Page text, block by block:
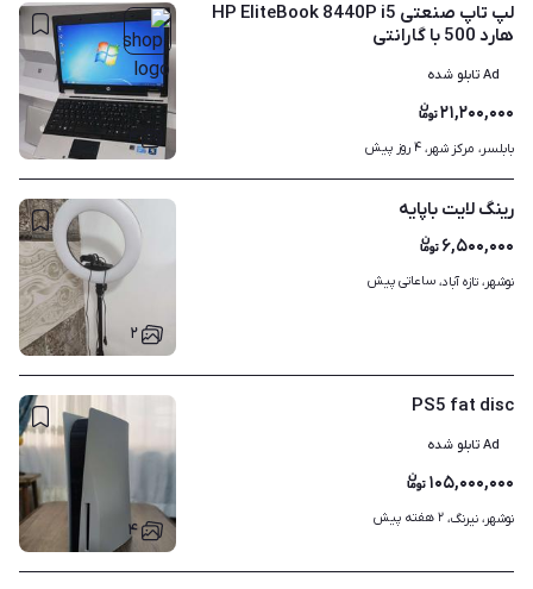
۴
لپ تاپ صنعتی HP EliteBook 8440P i5
هارد 500 با گارانتی
Ad تابلو شده
۲۱,۲۰۰,۰۰۰
بابلسر، مرکز شهر، ۴ روز پیش
۲
رینگ لایت باپایه
۶,۵۰۰,۰۰۰
نوشهر، تازه آباد، ساعاتی پیش
۴
PS5 fat disc
Ad تابلو شده
۱۰۵,۰۰۰,۰۰۰
نوشهر، نیرنگ، ۲ هفته پیش